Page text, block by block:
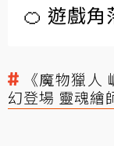
🍊 遊戲角
《魔物獵
幻登場 靈魂繪